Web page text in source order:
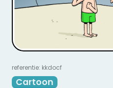
referentie: kkdocf
Cartoon